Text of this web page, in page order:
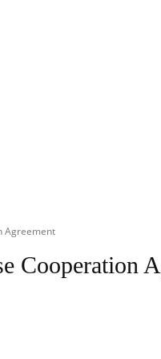
Agreement
Cooperation